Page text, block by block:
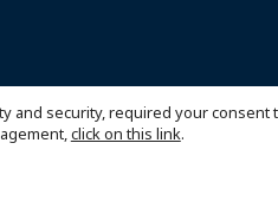
and security, required your consent
click on this link.